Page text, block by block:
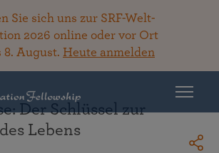
Sie sich uns zur SRF-Welt-
2026 online oder vor Ort
8. August. Heute anmelden
Der Schlüssel zur
Lebens